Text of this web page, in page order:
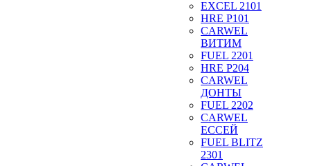
EXCEL 2101
HRE P101
CARWEL
ВИТИМ
FUEL 2201
HRE P204
CARWEL
ДОНТЫ
FUEL 2202
CARWEL
ЕССЕЙ
FUEL BLITZ
2301